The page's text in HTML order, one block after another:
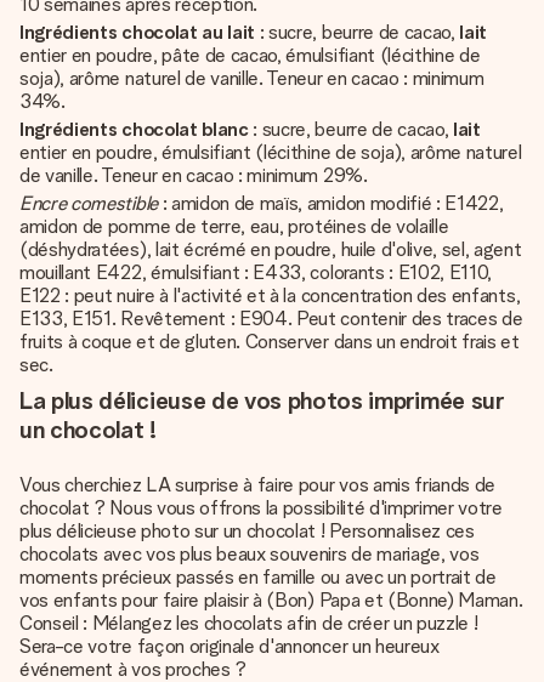
Ingrédients chocolat au lait : sucre, beurre de cacao, lait
entier en poudre, pâte de cacao, émulsifiant (lécithine de
soja), arôme naturel de vanille. Teneur en cacao : minimum
34%.
Ingrédients chocolat blanc: sucre, beurre de cacao, lait
entier en poudre, émulsifiant (lécithine de soja), arôme naturel
de vanille. Teneur en cacao : minimum 29%.
Encre comestible: amidon de maïs, amidon modifié : E1422,
amidon de pomme de terre, eau, protéines de volaille
(déshydratées), lait écrémé en poudre, huile d'olive, sel, agent
mouillant E422, émulsifiant : E433, colorants : E102, E110,
E122 : peut nuire à l'activité et à la concentration des enfants,
E133, E151. Revêtement : E904. Peut contenir des traces de
fruits à coque et de gluten. Conserver dans un endroit frais et
sec.
La plus délicieuse de vos photos imprimée sur
un chocolat !
Vous cherchiez LA surprise à faire pour vos amis friands de
chocolat ? Nous vous offrons la possibilité d'imprimer votre
plus délicieuse photo sur un chocolat ! Personnalisez ces
chocolats avec vos plus beaux souvenirs de mariage, vos
moments précieux passés en famille ou avec un portrait de
vos enfants pour faire plaisir à (Bon) Papa et (Bonne) Maman.
Conseil : Mélangez les chocolats afin de créer un puzzle !
Sera-ce votre façon originale d'annoncer un heureux
événement à vos proches ?